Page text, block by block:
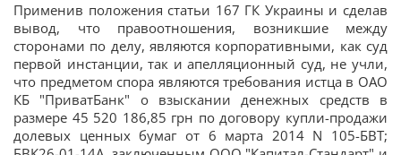
Применив положения статьи 167 ГК Украины и сделав
вывод, что правоотношения, возникшие между
сторонами по делу, являются корпоративными, как суд
первой инстанции, так и апелляционный суд, не учли,
что предметом спора являются требования истца в ОАО
КБ "ПриватБанк" о взыскании денежных средств в
размере 45 520 186,85 грн по договору купли-продажи
долевых ценных бумаг от 6 марта 2014 N 105-БВТ;